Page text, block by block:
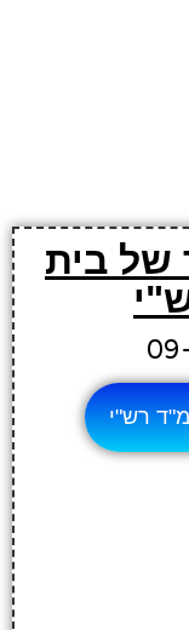
של בית
רש"י